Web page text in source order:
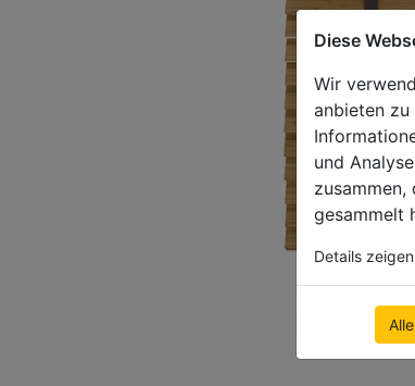
Diese
Wir
anbieten
und
gesammelt
Details zeigen
Konfiguration
Konfiguration